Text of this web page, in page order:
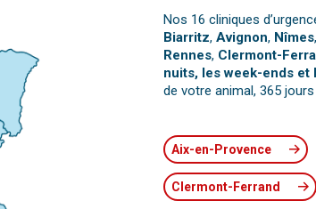
Nos 16 cliniques
Biarritz, Avignon, Nîmes,
Rennes, Clermont-
nuits, les week-ends
de votre animal, 365 jours
Aix-en-Provence
Clermont-Ferrand